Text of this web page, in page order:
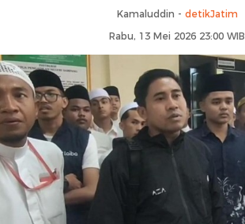
Kamaluddin - detikJatim
Rabu, 13 Mei 2026 23:00 WIB